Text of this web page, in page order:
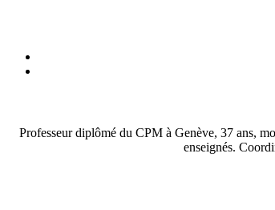
Professeur diplômé du CPM à Genève, 37 ans,
enseignés.